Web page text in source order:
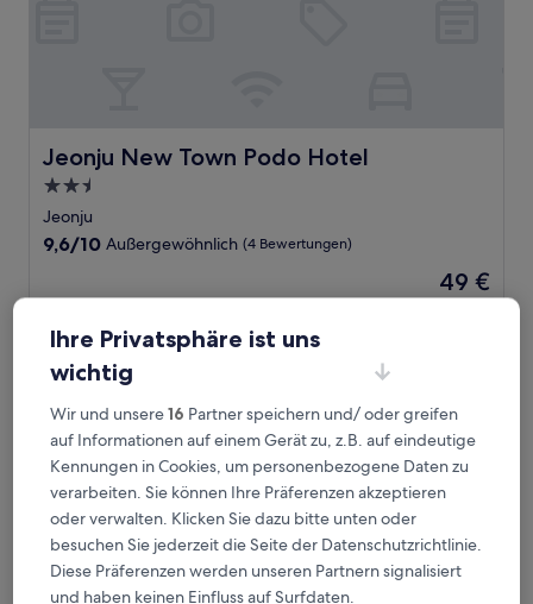
Jeonju New Town Podo Hotel
Jeonju New Town Podo Hotel
2.5-
Sterne-
Unterkunft
Jeonju
9.6
Außergewöhnlich,
(4
Bewertungen)
9,6/10 Außergewöhnlich (4 Bewertungen)
Der
Preis
49 €
LABE Hotel
Ihre Privatsphäre ist uns
wichtig
Wir und unsere16 Partner speichern und/ oder greifen
auf Informationen auf einem Gerät zu, z.B. auf eindeutige
Kennungen in Cookies, um personenbezogene Daten zu
verarbeiten. Sie können Ihre Präferenzen akzeptieren
oder verwalten. Klicken Sie dazu bitte unten oder
besuchen Sie jederzeit die Seite der Datenschutzrichtlinie.
Diese Präferenzen werden unseren Partnern signalisiert
und haben keinen Einfluss auf Surfdaten.